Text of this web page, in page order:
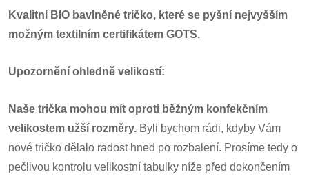
Kvalitní BIO bavlněné tričko, které se pyšní nejvyšším
možným textilním certifikátem GOTS.
Upozornění ohledně velikostí:
Naše trička mohou mít oproti běžným konfekčním
velikostem užší rozměry. Byli bychom rádi, kdyby Vám
nové tričko dělalo radost hned po rozbalení. Prosíme tedy o
pečlivou kontrolu velikostní tabulky níže před dokončením